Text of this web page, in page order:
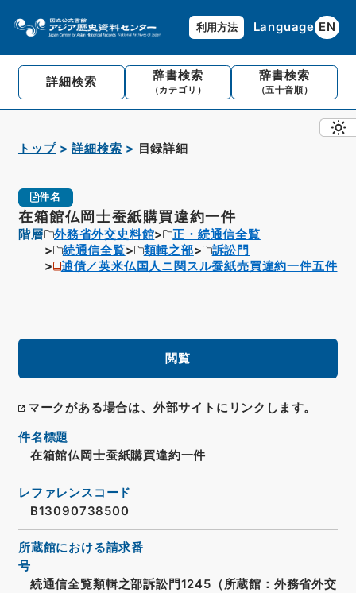
利用方法 Language EN
詳細検索 辞書検索
（カテゴリ）
辞書検索
（五十音順）
トップ 詳細検索 目録詳細
件名
在箱館仏岡士蚕紙購買違約一件
階層 外務省外交史料館
正・続通信全覧
続通信全覧
類輯之部
訴訟門
逋債／英米仏国人ニ関スル蚕紙売買違約一件五件
閲覧
マークがある場合は、外部サイトにリンクします。
件名標題
在箱館仏岡士蚕紙購買違約一件
レファレンスコード
B13090738500
所蔵館における請求番
号
続通信全覧類輯之部訴訟門1245（所蔵館：外務省外交